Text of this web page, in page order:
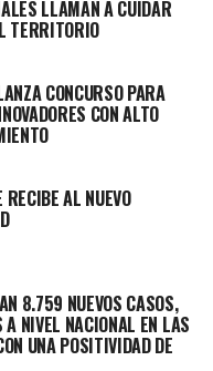
nacional. La
a nivel país es de
es de 16,62%.
disponemos
camas totales. La
un 48%, quedando
ser utilizadas.
junio
LLAMAN A CUIDAR
TERRITORIO
CONCURSO PARA
CON ALTO
RECIBE AL NUEVO
8.759 NUEVOS CASOS,
NIVEL NACIONAL EN LAS
UNA POSITIVIDAD DE